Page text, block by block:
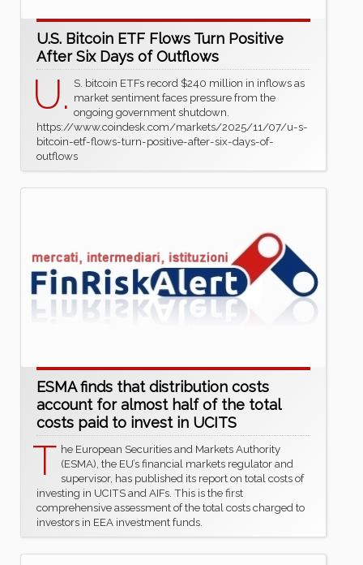
U.S. Bitcoin ETF Flows Turn Positive
After Six Days of Outflows
U. S. bitcoin ETFs record $240 million in inflows as
market sentiment faces pressure from the
ongoing government shutdown.
https://www.coindesk.com/markets/2025/11/07/u-s-
bitcoin-etf-flows-turn-positive-after-six-days-of-
outflows
ESMA finds that distribution costs
account for almost half of the total
costs paid to invest in UCITS
T he European Securities and Markets Authority
(ESMA), the EU’s financial markets regulator and
supervisor, has published its report on total costs of
investing in UCITS and AIFs. This is the first
comprehensive assessment of the total costs charged to
investors in EEA investment funds.